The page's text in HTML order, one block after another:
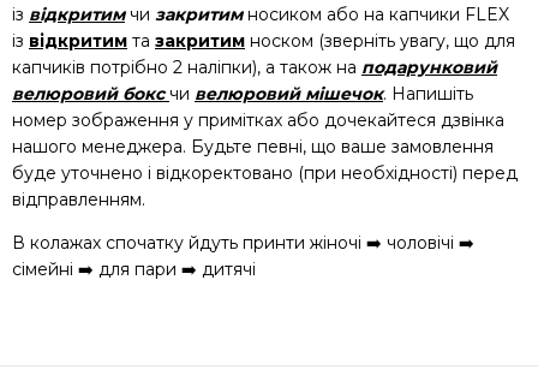
із відкритимчи закритим носиком або на капчики FLEX
із відкритим та закритим носком (зверніть увагу, що для
капчиків потрібно 2 наліпки), а також на подарунковий
велюровий бокс чи велюровий мішечок. Напишіть
номер зображення у примітках або дочекайтеся дзвінка
нашого менеджера. Будьте певні, що ваше замовлення
буде уточнено і відкоректовано (при необхідності) перед
відправленням.
В колажах спочатку йдуть принти жіночі ➡️ чоловічі ➡️
сімейні ➡️ для пари ➡️ дитячі